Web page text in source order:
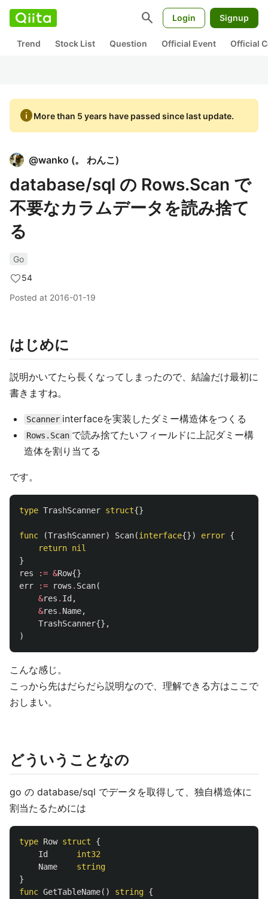
search Login Signup
Trend Stock List Question Official Event Official
infoMore than 5 years have passed since last update.
@wanko (。 わんこ)
database/sql の Rows.Scan で
不要なカラムデータを読み捨て
る
Go
54
Posted at 2016-01-19
はじめに
説明かいてたら長くなってしまったので、結論だけ最初に
書きますね。
Scanner interfaceを実装したダミー構造体をつくる
Rows.Scan で読み捨てたいフィールドに上記ダミー構
造体を割り当てる
です。
type TrashScanner struct{}
func (TrashScanner) Scan(interface{}) error {
return nil
}
res
:= &Row{}
err
:= rows . Scan(
&res . Id ,
&res . Name,
TrashScanner{},
)
こんな感じ。
こっから先はだらだら説明なので、理解できる方はここで
おしまい。
どういうことなの
go の database/sql でデータを取得して、独自構造体に
割当たるためには
type Row struct
{
Id
int32
Name
string
}
func GetTableName() string {